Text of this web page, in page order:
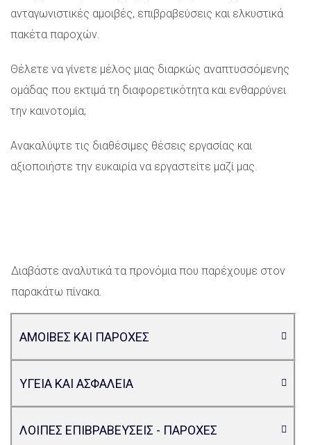
ανταγωνιστικές αμοιβές, επιβραβεύσεις και ελκυστικά
πακέτα παροχών.
Θέλετε να γίνετε μέλος μιας διαρκώς αναπτυσσόμενης
ομάδας που εκτιμά τη διαφορετικότητα και ενθαρρύνει
την καινοτομία;
Ανακαλύψτε τις διαθέσιμες θέσεις εργασίας και
αξιοποιήστε την ευκαιρία να εργαστείτε μαζί μας.
Διαβάστε αναλυτικά τα προνόμια που παρέχουμε στον
παρακάτω πίνακα.
ΑΜΟΙΒΕΣ ΚΑΙ ΠΑΡΟΧΕΣ
ΥΓΕΙΑ ΚΑΙ ΑΣΦΑΛΕΙΑ
ΛΟΙΠΕΣ ΕΠΙΒΡΑΒΕΥΣΕΙΣ - ΠΑΡΟΧΕΣ